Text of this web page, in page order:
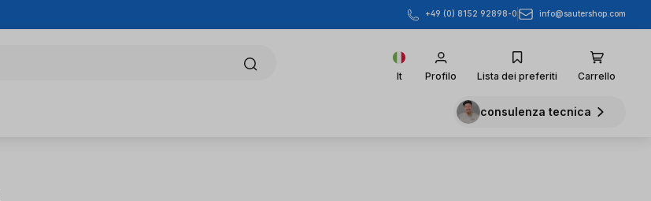
+49 (0) 8152 92898-0 info@sautershop.com
It Profilo Lista dei preferiti Carrello
consulenza tecnica